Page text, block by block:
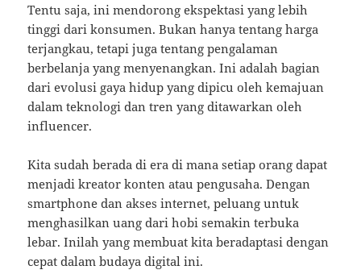
Tentu saja, ini mendorong ekspektasi yang lebih
tinggi dari konsumen. Bukan hanya tentang harga
terjangkau, tetapi juga tentang pengalaman
berbelanja yang menyenangkan. Ini adalah bagian
dari evolusi gaya hidup yang dipicu oleh kemajuan
dalam teknologi dan tren yang ditawarkan oleh
influencer.
Kita sudah berada di era di mana setiap orang dapat
menjadi kreator konten atau pengusaha. Dengan
smartphone dan akses internet, peluang untuk
menghasilkan uang dari hobi semakin terbuka
lebar. Inilah yang membuat kita beradaptasi dengan
cepat dalam budaya digital ini.